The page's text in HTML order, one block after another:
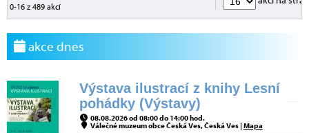
0-16 z 489 akcí
akce dnes
Výstava ilustrací z knihy Lesní
pohádky (Výstavy)
08.08.2026 od 08:00 do 14:00 hod.
Válečné muzeum obce Česká Ves, Česká Ves |Mapa